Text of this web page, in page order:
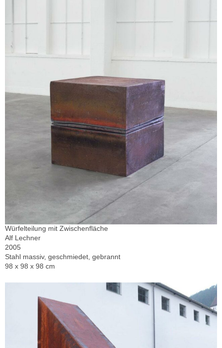
Würfelteilung mit Zwischenfläche
Alf Lechner
2005
Stahl massiv, geschmiedet, gebrannt
98 x 98 x 98 cm